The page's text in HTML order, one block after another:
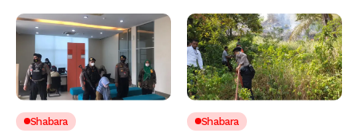
Shabara Shabara